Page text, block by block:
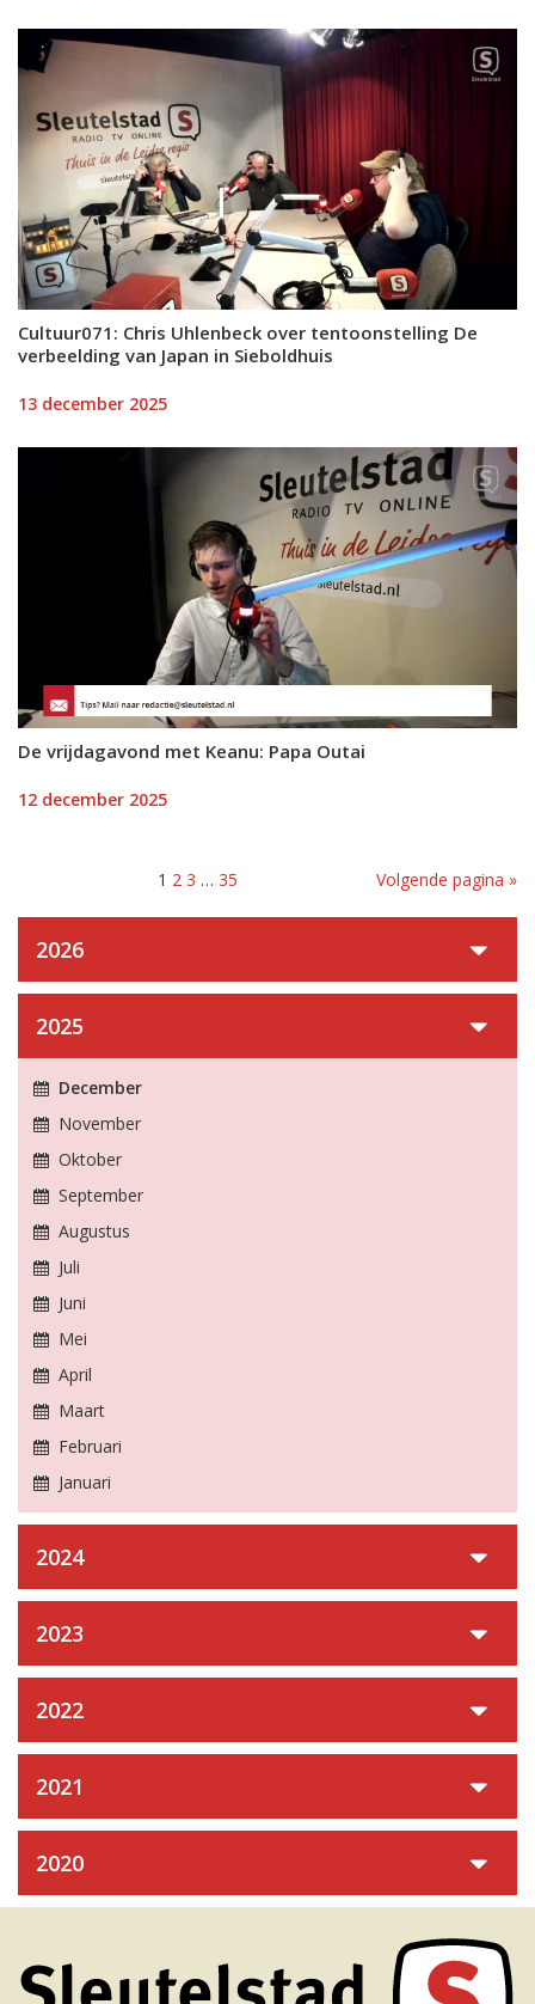
Cultuur071: Chris Uhlenbeck over tentoonstelling De
verbeelding van Japan in Sieboldhuis
13 december 2025
De vrijdagavond met Keanu: Papa Outai
12 december 2025
1 2 3 … 35 Volgende pagina »
2026
2025
December
November
Oktober
September
Augustus
Juli
Juni
Mei
April
Maart
Februari
Januari
2024
2023
2022
2021
2020